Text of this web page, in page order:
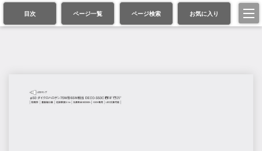
目次 ページ一覧 ページ検索 お気に入り